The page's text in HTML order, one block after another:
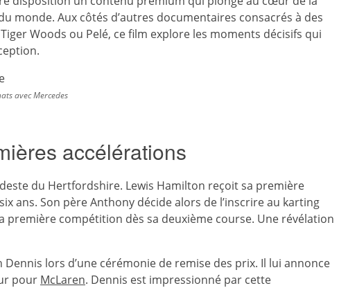
monde. Aux côtés d’autres documentaires consacrés à des
Woods ou Pelé, ce film explore les moments décisifs qui
avec Mercedes
accélérations
du Hertfordshire. Lewis Hamilton reçoit sa première
ans. Son père Anthony décide alors de l’inscrire au karting
première compétition dès sa deuxième course. Une révélation
lors d’une cérémonie de remise des prix. Il lui annonce
pour McLaren. Dennis est impressionné par cette